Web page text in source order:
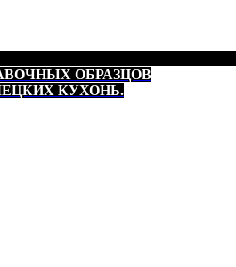
ОБРАЗЦОВ
КУХОНЬ.